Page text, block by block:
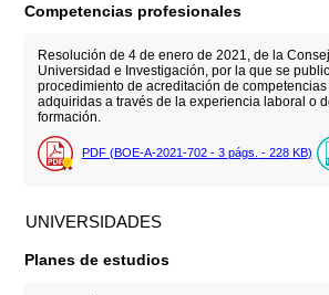
Competencias profesionales
Resolución de 4 de enero de 2021, de la
Universidad e Investigación, por la que se
procedimiento de acreditación de
adquiridas a través de la experiencia laboral o
formación.
PDF (BOE-A-2021-702 - 3 págs. - 228 KB)
UNIVERSIDADES
Planes de estudios